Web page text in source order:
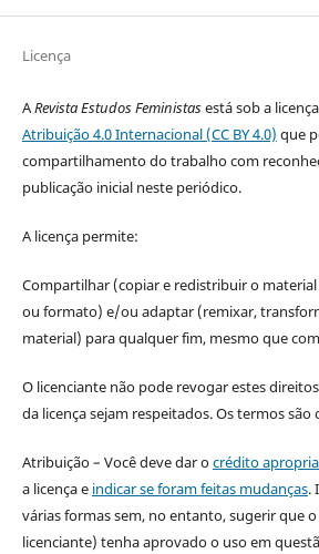
Licença
ARevista Estudos Feministasestá sob a licença
Atribuição 4.0 Internacional (CC BY 4.0) que
compartilhamento do trabalho com
publicação inicial neste periódico.
A licença permite:
Compartilhar (copiar e redistribuir o
ou formato) e/ou adaptar (remixar,
material) para qualquer fim, mesmo que
O licenciante não pode revogar estes
da licença sejam respeitados. Os termos são
Atribuição – Você deve dar ocrédito
a licença e indicar se foram feitas mudanças.
várias formas sem, no entanto, sugerir que
licenciante) tenha aprovado o uso em